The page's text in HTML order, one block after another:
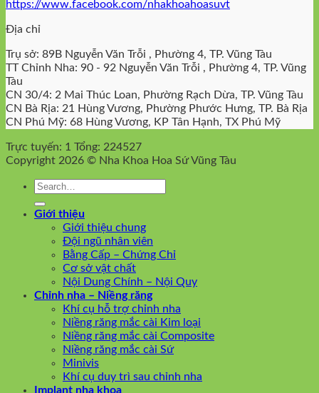
https://www.facebook.com/nhakhoahoasuvt
Địa chỉ
Trụ sở: 89B Nguyễn Văn Trỗi , Phường 4, TP. Vũng Tàu
TT Chỉnh Nha: 90 - 92 Nguyễn Văn Trỗi , Phường 4, TP. Vũng
Tàu
CN 30/4: 2 Mai Thúc Loan, Phường Rạch Dừa, TP. Vũng Tàu
CN Bà Rịa: 21 Hùng Vương, Phường Phước Hưng, TP. Bà Rịa
CN Phú Mỹ: 68 Hùng Vương, KP Tân Hạnh, TX Phú Mỹ
Trực tuyến: 1 Tổng: 224527
Copyright 2026 © Nha Khoa Hoa Sứ Vũng Tàu
Giới thiệu
Giới thiệu chung
Đội ngũ nhân viên
Bằng Cấp – Chứng Chỉ
Cơ sở vật chất
Nội Dung Chính – Nội Quy
Chỉnh nha – Niềng răng
Khí cụ hỗ trợ chỉnh nha
Niềng răng mắc cài Kim loại
Niềng răng mắc cài Composite
Niềng răng mắc cài Sứ
Minivis
Khí cụ duy trì sau chỉnh nha
Implant nha khoa